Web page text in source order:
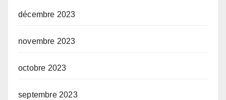
décembre 2023
novembre 2023
octobre 2023
septembre 2023